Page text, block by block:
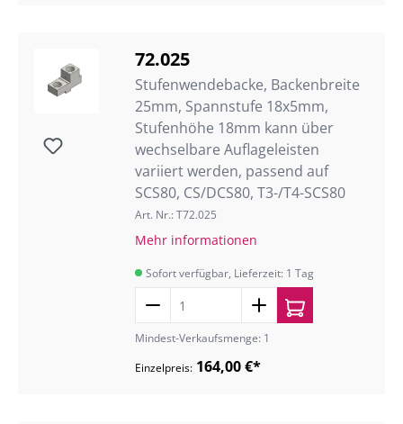
72.025
Stufenwendebacke, Backenbreite
25mm, Spannstufe 18x5mm,
Stufenhöhe 18mm kann über
wechselbare Auflageleisten
variiert werden, passend auf
SCS80, CS/DCS80, T3-/T4-SCS80
Art. Nr.: T72.025
Mehr informationen
Sofort verfügbar, Lieferzeit: 1 Tag
Mindest-Verkaufsmenge: 1
Einzelpreis: 164,00 €*